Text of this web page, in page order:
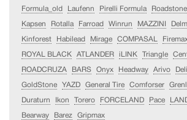
Formula_old Laufenn Pirelli Formula Roadstone
Kapsen Rotalla Farroad Winrun MAZZINI
Kinforest Habilead Mirage COMPASAL
ROYAL BLACK ATLANDER iLINK Triangle
ROADCRUZA BARS Onyx Headway Arivo
GoldStone YAZD General Tire Comforser
Duraturn Ikon Torero FORCELAND Pace
Bearway Barez Gripmax